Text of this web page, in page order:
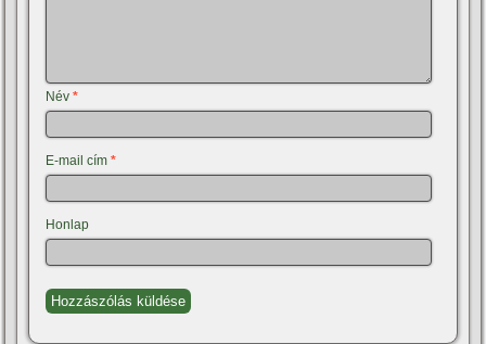
Név*
E-mail cím*
Honlap